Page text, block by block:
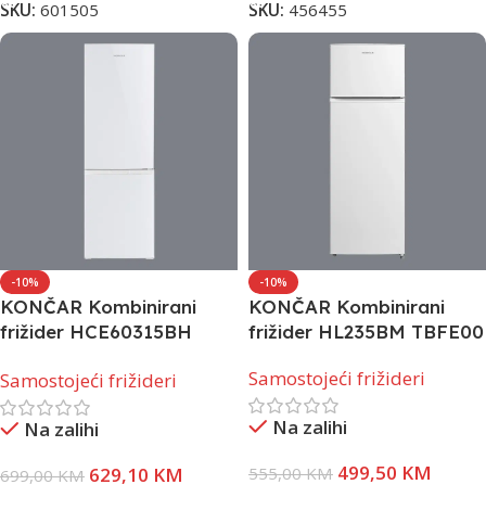
SKU: 601505 SKU: 456455
-10%
KONČAR Kombinirani
frižider HCE60315BH
Samostojeći frižideri
Na zalihi
699,00KM 629,10 KM
-10%
KONČAR Kombinirani
frižider HL235BM TBFE00
Samostojeći frižideri
Na zalihi
555,00KM 499,50 KM